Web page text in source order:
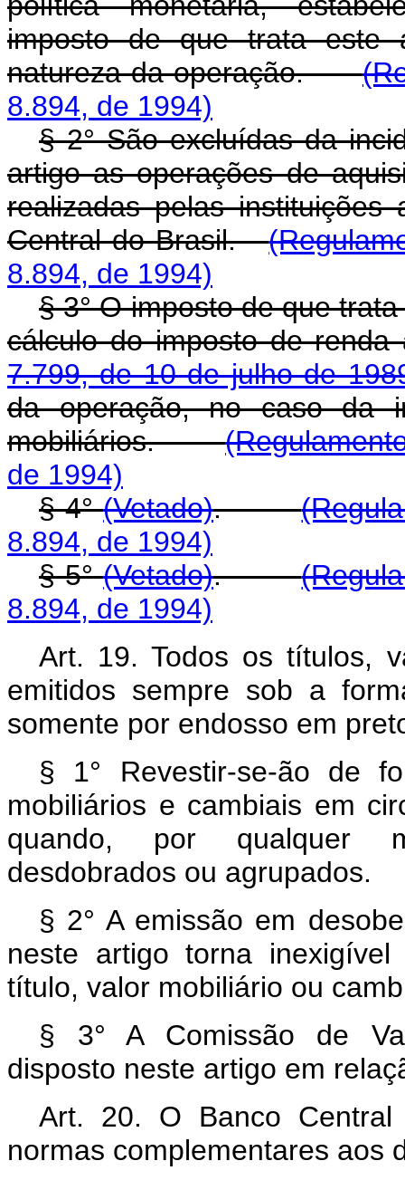
imposto de que trata
natureza da operação.
8.894, de 1994)
§ 2° São excluídas da
artigo as operações de
realizadas pelas instituições
Central do Brasil.
8.894, de 1994)
§ 3° O imposto de que
cálculo do imposto de
7.799, de 10 de julho de
da operação, no caso da
mobiliários.
de 1994)
§ 4°(Vetado).
8.894, de 1994)
§ 5°(Vetado).
8.894, de 1994)
Art. 19. Todos os títulos,
emitidos sempre sob a
somente por endosso em
§ 1° Revestir-se-ão de
mobiliários e cambiais em
quando, por qualquer
desdobrados ou agrupados.
§ 2° A emissão em
neste artigo torna
título, valor mobiliário ou
§ 3° A Comissão de
disposto neste artigo em
Art. 20. O Banco
normas complementares aos